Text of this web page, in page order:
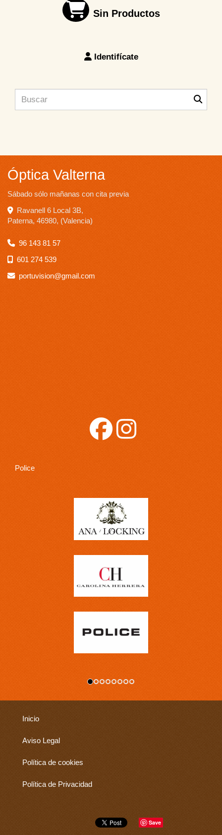
Sin Productos
Identifícate
Óptica Valterna
Sábado sólo mañanas con cita previa
Ravanell 6 Local 3B,
Paterna, 46980, (Valencia)
96 143 81 57
601 274 539
portuvision
gmail.com
Police
Inicio
Aviso Legal
Política de cookies
Política de Privacidad
Save